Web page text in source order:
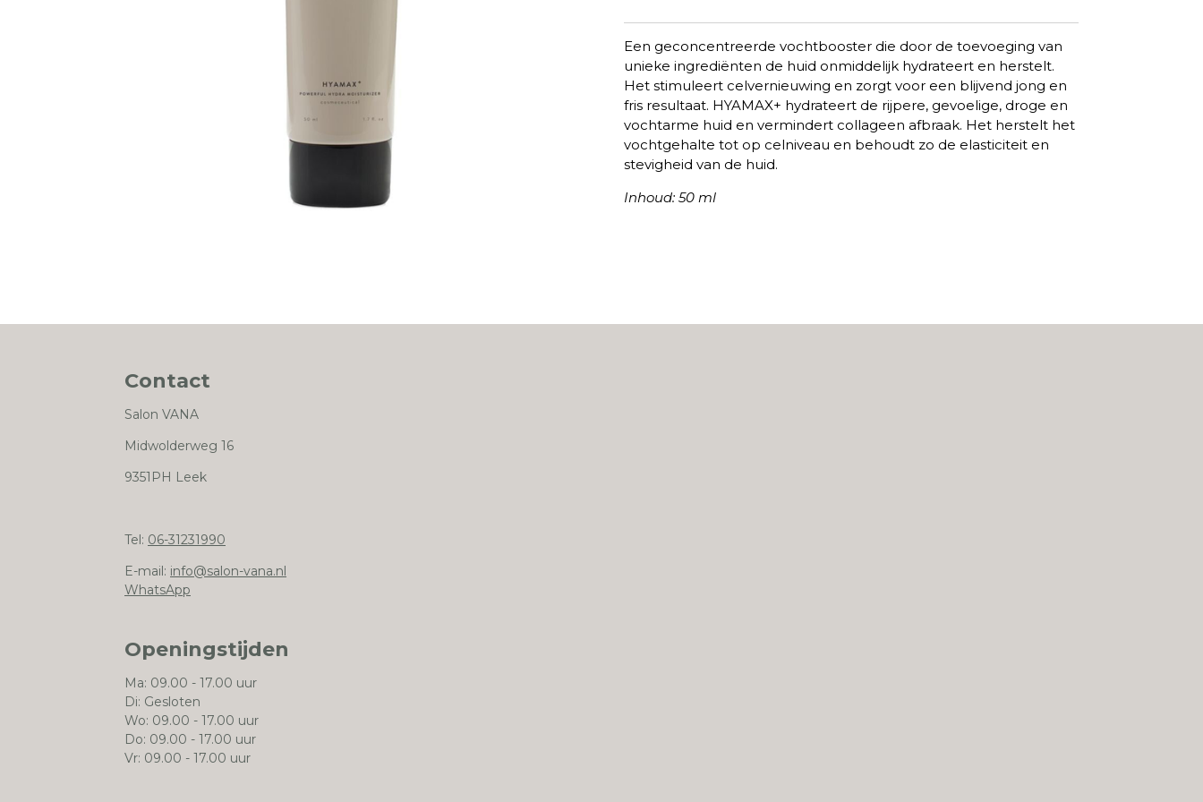
Een geconcentreerde vochtbooster die door de toevoeging van
unieke ingrediënten de huid onmiddelijk hydrateert en herstelt.
Het stimuleert celvernieuwing en zorgt voor een blijvend jong en
fris resultaat. HYAMAX+ hydrateert de rijpere, gevoelige, droge en
vochtarme huid en vermindert collageen afbraak. Het herstelt het
vochtgehalte tot op celniveau en behoudt zo de elasticiteit en
stevigheid van de huid.
Inhoud: 50 ml
Contact
Salon VANA
Midwolderweg 16
9351PH Leek
Tel: 06-31231990
E-mail: info@salon-vana.nl
WhatsApp
Openingstijden
Ma: 09.00 - 17.00 uur
Di: Gesloten
Wo: 09.00 - 17.00 uur
Do: 09.00 - 17.00 uur
Vr: 09.00 - 17.00 uur